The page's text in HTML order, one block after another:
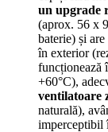
un upgrade
(aprox. 56 x
baterie) și
în exterior
funcționează
+60°C),
ventilatoare
naturală),
imperceptibil